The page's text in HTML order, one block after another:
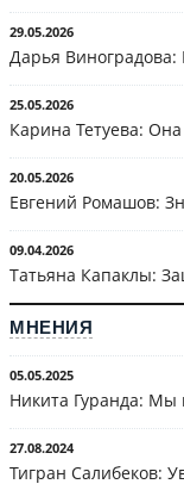
29.05.2026
Дарья
25.05.2026
Карина Тетуева:
20.05.2026
Евгений Ромашов:
09.04.2026
Татьяна Капаклы:
МНЕНИЯ
05.05.2025
Никита Гуранда: Мы
27.08.2024
Тигран Салибеков: